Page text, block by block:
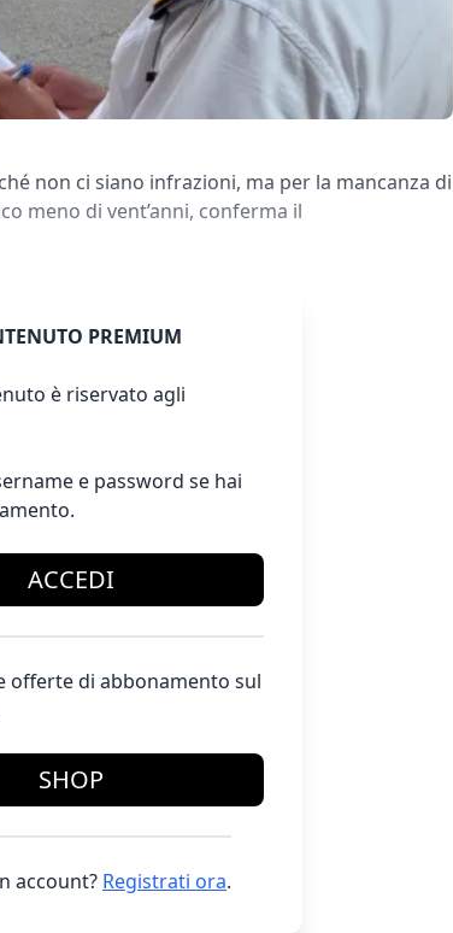
non ci siano infrazioni, ma per la mancanza di
meno di vent’anni, conferma il
PREMIUM
è riservato agli
e password se hai
ACCEDI
offerte di abbonamento sul
SHOP
account? Registrati ora.